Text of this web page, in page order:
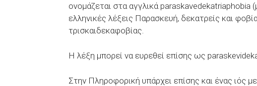
ονομάζεται στα αγγλικά paraskavedekatriaphobia
ελληνικές λέξεις Παρασκευή, δεκατρείς και
τρισκαιδεκαφοβίας.
Η λέξη μπορεί να ευρεθεί επίσης ως
Στην Πληροφορική υπάρχει επίσης και ένας ιός